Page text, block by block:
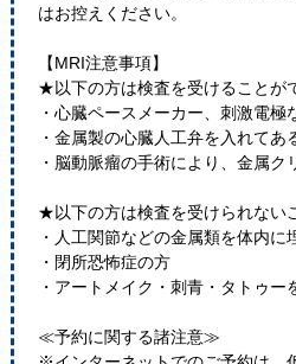
はお控えください。
【MRI注意事項】
★以下の方は検査を受けることが
・心臓ペースメーカー、刺激電
・金属製の心臓人工弁を入れてあ
・脳動脈瘤の手術により、金属
★以下の方は検査を受けられない
・人工関節などの金属類を体内に
・閉所恐怖症の方
・アートメイク・刺青・タトゥー
≪予約に関する諸注意≫